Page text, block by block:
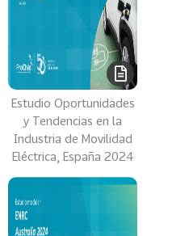
Estudio Oportunidades
y Tendencias en la
Industria de Movilidad
Eléctrica, España 2024